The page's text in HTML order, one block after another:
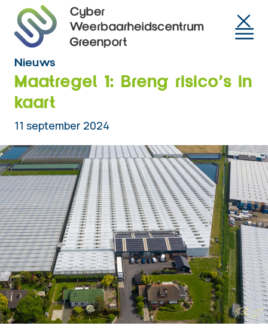
Nieuws
Maatregel 1: Breng risico’s in
kaart
11 september 2024